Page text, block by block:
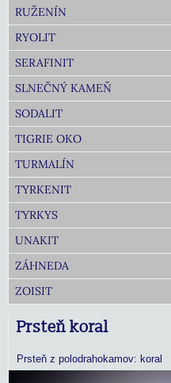
RUŽENÍN
RYOLIT
SERAFINIT
SLNEČNÝ KAMEŇ
SODALIT
TIGRIE OKO
TURMALÍN
TYRKENIT
TYRKYS
UNAKIT
ZÁHNEDA
ZOISIT
Prsteň koral
Prsteň z polodrahokamov: koral